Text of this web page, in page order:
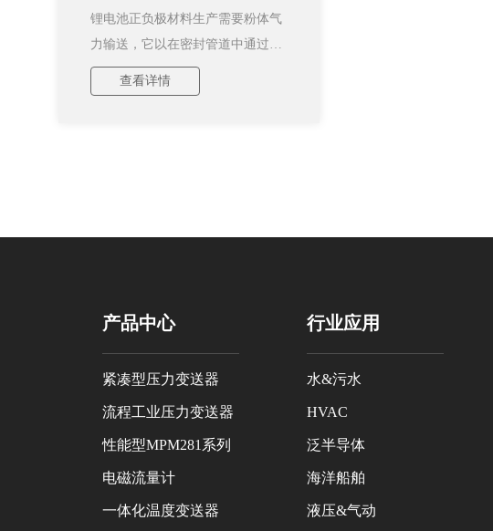
系统
锂电池正负极材料生产需要粉体气
力输送，它以在密封管道中通过气
体能量输送固体粉末或颗粒。当输
送颗粒较大、粘性较大、流动性差
查看详情
产品中心
紧凑型压力变送器
流程工业压力变送器
性能型MPM281系列
电磁流量计
一体化温度变送器
行业应用
水&污水
HVAC
泛半导体
海洋船舶
液压&气动